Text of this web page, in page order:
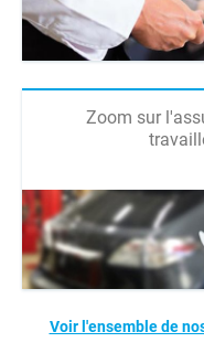
Zoom sur
Voir l'ensemble de